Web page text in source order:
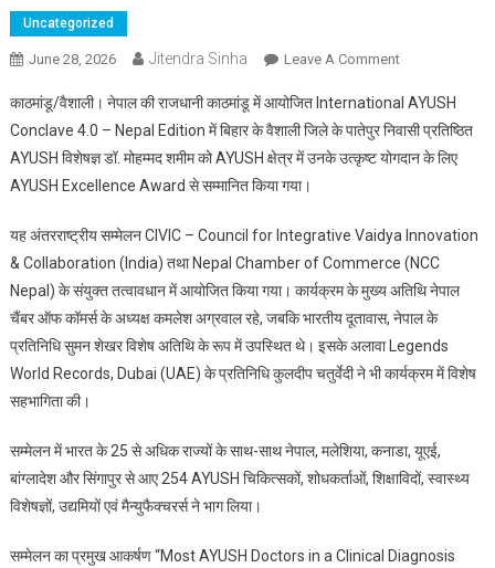
Uncategorized
June 28, 2026 Jitendra Sinha Leave A CommentOn नेपाल में डॉ.
मिला अंतरराष्ट्रीय
AYUSH
Excellence
काठमांडू/वैशाली। नेपाल की राजधानी काठमांडू में आयोजित International AYUSH
Conclave 4.0 – Nepal Edition में बिहार के वैशाली जिले के पातेपुर निवासी प्रतिष्ठित
AYUSH विशेषज्ञ डॉ. मोहम्मद शमीम को AYUSH क्षेत्र में उनके उत्कृष्ट योगदान के लिए
AYUSH Excellence Award से सम्मानित किया गया।
यह अंतरराष्ट्रीय सम्मेलन CIVIC – Council for Integrative Vaidya Innovation
& Collaboration (India) तथा Nepal Chamber of Commerce (NCC
Nepal) के संयुक्त तत्वावधान में आयोजित किया गया। कार्यक्रम के मुख्य अतिथि नेपाल
चैंबर ऑफ कॉमर्स के अध्यक्ष कमलेश अग्रवाल रहे, जबकि भारतीय दूतावास, नेपाल के
प्रतिनिधि सुमन शेखर विशेष अतिथि के रूप में उपस्थित थे। इसके अलावा Legends
World Records, Dubai (UAE) के प्रतिनिधि कुलदीप चतुर्वेदी ने भी कार्यक्रम में विशेष
सहभागिता की।
सम्मेलन में भारत के 25 से अधिक राज्यों के साथ-साथ नेपाल, मलेशिया, कनाडा, यूएई,
बांग्लादेश और सिंगापुर से आए 254 AYUSH चिकित्सकों, शोधकर्ताओं, शिक्षाविदों, स्वास्थ्य
विशेषज्ञों, उद्यमियों एवं मैन्युफैक्चरर्स ने भाग लिया।
सम्मेलन का प्रमुख आकर्षण “Most AYUSH Doctors in a Clinical Diagnosis